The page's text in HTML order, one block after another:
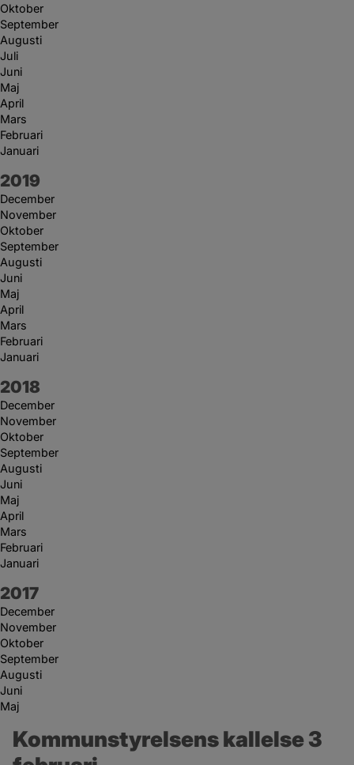
Oktober
September
Augusti
Juli
Juni
Maj
April
Mars
Februari
Januari
År:
2019
December
November
Oktober
September
Augusti
Juni
Maj
April
Mars
Februari
Januari
År:
2018
December
November
Oktober
September
Augusti
Juni
Maj
April
Mars
Februari
Januari
År:
2017
December
November
Oktober
September
Augusti
Juni
Maj
Kommunstyrelsens kallelse 3